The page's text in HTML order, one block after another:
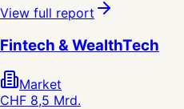
View full report
Fintech & WealthTech
Market
CHF 8,5 Mrd.